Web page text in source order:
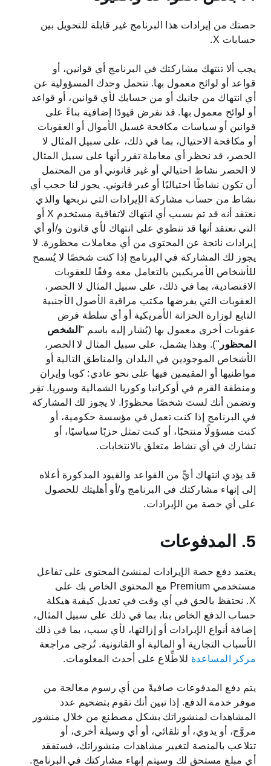
حصتك من إيرادات هذا البرنامج غير قابلة للتحويل بين
حسابات X.
يجب ألا تنتهك مشاركتك في البرنامج أي قوانين، أو
قواعد أو لوائح معمول بها. تتحمل وحدك المسؤولية عن
أي انتهاك من جانبك أو من حسابك لأي قوانين، أو قواعد
أو لوائح معمول بها. قد نفرض قيودًا إضافية بناءً على
قوانين أو سياسات مكافحة غسيل الأموال أو العقوبات
أو مكافحة الاحتيال، بما في ذلك، على سبيل المثال لا
الحصر، قد نحظر أي معاملة تقرر أنها على سبيل المثال
لا الحصر نشاط احتيالي أو غير قانوني أو من المحتمل
أن تكون نشاطًا احتياليًا أو غير قانوني. يجوز لنا حجب أي
نشاط من حساب مشاركة الإيرادات التي نربحها والذي
نعتقد أنه قد تم بسبب أي انتهاك لاتفاقية مستخدم X أو
التي نعتقد أنها قد تنطوي على انتهاك لأي قانون و/أو أي
إيرادات ناتجة عن المحتوى من أي معاملات محظورة. لا
يجوز لك المشاركة في البرنامج إذا كنت شخصًا لا يُسمح
للأشخاص الأمريكيين بالتعامل معه وفقًا للعقوبات
الاقتصادية، بما في ذلك، على سبيل المثال لا الحصر،
العقوبات التي يفرضها مكتب مراقبة الأصول الأجنبية
التابع لوزارة الخزانة الأمريكية أو أي سلطة فرض
عقوبات أخرى معمول بها (يُشار إليه باسم "الشخص
المحظور "). وهذا يشمل، على سبيل المثال لا الحصر،
الأشخاص الموجودين في البلدان والمناطق التالية أو
مواطنيها أو المقيمين فيها على نحو عادي: كوبا وإيران
ومنطقة القرم في أوكرانيا وكوريا الشمالية وسوريا. تقِر
وتضمن أنك لستَ شخصًا محظورًا. لا يجوز لك المشاركة
في البرنامج إذا كنت تعمل في مؤسسة حكومية، أو
كنت مسؤولًا منتخبًا، أو كنت تمثل حزبًا سياسيًا، أو
تشارك في أي نشاط متعلق بالانتخابات.
قد يؤدي انتهاك أيٍّ من القواعد والقيود المذكورة أعلاه
إلى إنهاء مشاركتك في البرنامج و/أو أهليتك للحصول
على أي حصة من الإيرادات.
5. المدفوعات
يعتمد دفع حصة الإيرادات لمنشئ المحتوى على تفاعل
مستخدمي Premium مع المحتوى الخاص بك على
X. نحتفظ بالحق في أي وقت في تعديل كيفية هيكلة
حساب الدفع الخاص بنا، بما في ذلك على سبيل المثال،
إضافة أنواع الإيرادات أو إزالتها، لأي سبب، بما في ذلك
الأسباب التجارية أو المالية أو القانونية. تُرجى مراجعة
مركز المساعدة للاطِّلاع على أحدث المعلومات.
يتم دفع المدفوعات صافيةً من أي رسوم معالجة من
موفر خدمة الدفع. إذا تبين أنك تقوم بتضخيم عدد
المشاهدات لمنشوراتك بشكل مصطنع من خلال منشور
مروَّج، أو يدوي، أو تلقائي، أو أي وسيلة أخرى، أو
تتلاعب بالمنصة لتغيير مشاهدات منشوراتك، فستفقد
أي مبلغ مستحق لك وسيتم إنهاء مشاركتك في البرنامج.